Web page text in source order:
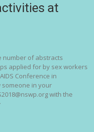
at
number of abstracts
applied for by sex workers
Conference in
someone in your
with the